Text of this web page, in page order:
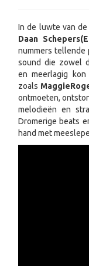
In de luwte van
Daan Schepers
nummers tellende
sound die zowel
en meerlagig
zoals Maggie
ontmoeten,
melodieën en
Dromerige beats
hand met